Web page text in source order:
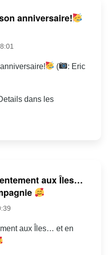
anniversaire!
(
: Eric
dans les
aux Îles…
aux Îles… et en